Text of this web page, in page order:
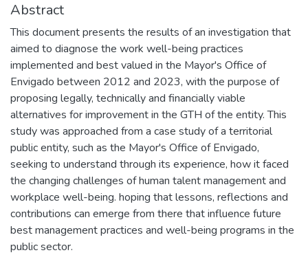
Abstract
This document presents the results of an investigation that
aimed to diagnose the work well-being practices
implemented and best valued in the Mayor's Office of
Envigado between 2012 and 2023, with the purpose of
proposing legally, technically and financially viable
alternatives for improvement in the GTH of the entity. This
study was approached from a case study of a territorial
public entity, such as the Mayor's Office of Envigado,
seeking to understand through its experience, how it faced
the changing challenges of human talent management and
workplace well-being. hoping that lessons, reflections and
contributions can emerge from there that influence future
best management practices and well-being programs in the
public sector.